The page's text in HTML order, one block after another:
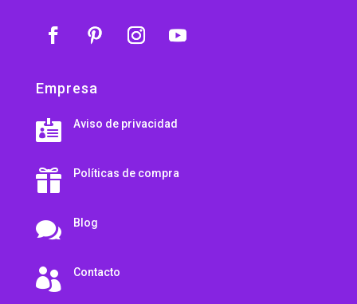
Empresa
 Aviso de privacidad
 Políticas de compra
 Blog
 Contacto